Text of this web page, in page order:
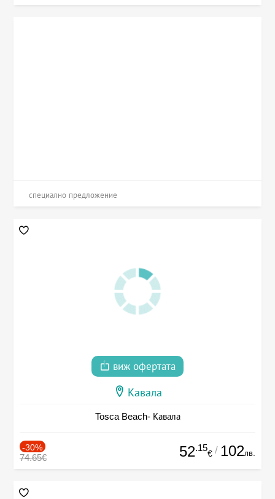
специално предложение
виж офертата
Кавала
Tosca Beach- Кавала
-30%
74.65€ 52.15
€ / 102лв.